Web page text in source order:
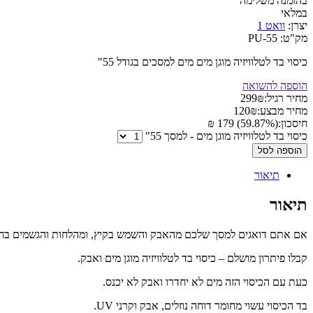
במלאי
יצרן: וואט 1
מק"ט: PU-55
כיסוי בד לטלוויזיה מוגן מים מים למסכים בגודל 55"
הוספה להשואה
מחיר רגיל:
299₪
מחיר מבצע:
120₪
חיסכון:(59.87%) 179 ₪
כיסוי בד לטלוויזיה מוגן מים - למסך 55"
הוספה לסל
תיאור
תיאור
אם אתם דואגים למסך שלכם מהאבק והשמש בקיץ, ומהלחות והגשמים
קבלו פיתרון מושלם – כיסוי בד לטלוויזיה מוגן מים ואבק.
כעת עם הכיסוי הזה מים לא יחדרו ואבק לא יכנס.
בד הכיסוי עשוי מחומר דוחה נוזלים, אבק וקרני UV.